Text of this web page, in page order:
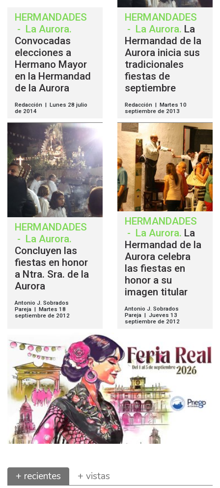
HERMANDADES
- La Aurora.
Convocadas
elecciones a
Hermano Mayor
en la Hermandad
de la Aurora
Redacción | Lunes 28 julio
de 2014
HERMANDADES
- La Aurora. La
Hermandad de la
Aurora inicia sus
tradicionales
fiestas de
septiembre
Redacción | Martes 10
septiembre de 2013
HERMANDADES
- La Aurora.
Concluyen las
fiestas en honor
a Ntra. Sra. de la
Aurora
Antonio J. Sobrados
Pareja | Martes 18
septiembre de 2012
HERMANDADES
- La Aurora. La
Hermandad de la
Aurora celebra
las fiestas en
honor a su
imagen titular
Antonio J. Sobrados
Pareja | Jueves 13
septiembre de 2012
+ recientes + vistas